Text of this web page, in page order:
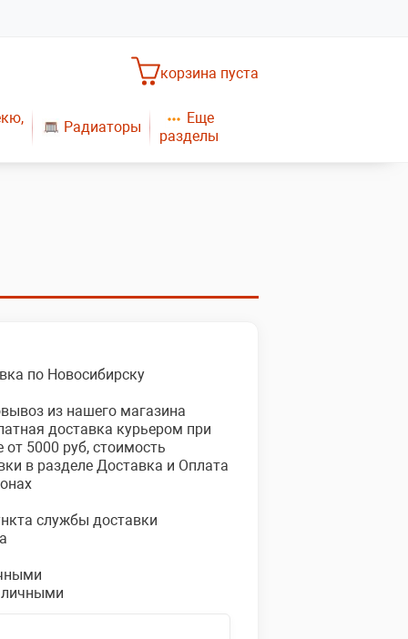
корзина пуста
Радиаторы
Еще
разделы
по Новосибирску
из нашего магазина
доставка курьером при
от 5000 руб, стоимость
в разделе Доставка и Оплата
службы доставки